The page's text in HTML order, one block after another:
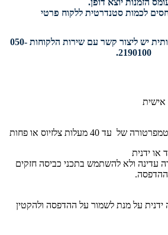
לכמות סטנדרטית ללקוח פרטי
במידה והרכישה היא כמותית יש ליצור קשר עם שירות הלקוחות 050-
2190100.
40 מעלות צלזיוס או פחות
עדינה ולא להשתמש בתכני כביסה חזקים
ההדפסה.
ידנית על מנת לשמור על ההדפסה ולהקטין